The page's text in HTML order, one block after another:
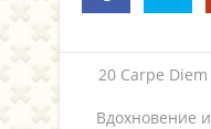
20 Carpe Diem
Вдохновение и